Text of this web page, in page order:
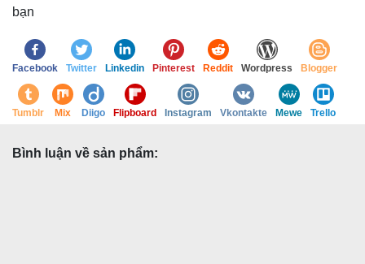
bạn
Facebook Twitter Linkedin Pinterest Reddit Wordpress Blogger
Tumblr Mix Diigo Flipboard Instagram Vkontakte Mewe Trello
Bình luận về sản phẩm: